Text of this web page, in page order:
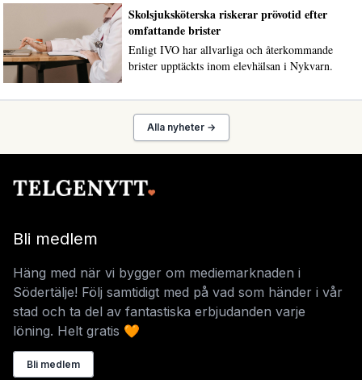
Skolsjuksköterska riskerar prövotid efter
omfattande brister
Enligt IVO har allvarliga och återkommande
brister upptäckts inom elevhälsan i Nykvarn.
Alla nyheter →
Bli medlem
Häng med när vi bygger om mediemarknaden i
Södertälje! Följ samtidigt med på vad som händer i vår
stad och ta del av fantastiska erbjudanden varje
löning. Helt gratis 🧡
Bli medlem